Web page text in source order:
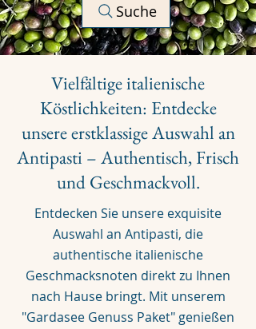
Suche
Vielfältige italienische
Köstlichkeiten: Entdecke
unsere erstklassige Auswahl an
Antipasti – Authentisch, Frisch
und Geschmackvoll.
Entdecken Sie unsere exquisite
Auswahl an Antipasti, die
authentische italienische
Geschmacksnoten direkt zu Ihnen
nach Hause bringt. Mit unserem
"Gardasee Genuss Paket" genießen